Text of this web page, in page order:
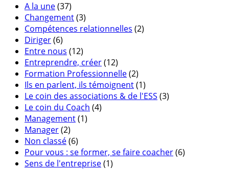
A la une(37)
Changement(3)
Compétences relationnelles (2)
Diriger(6)
Entre nous (12)
Entreprendre, créer(12)
Formation Professionnelle(2)
Ils en parlent, ils témoignent(1)
Le coin des associations & de l'ESS (3)
Le coin du Coach (4)
Management(1)
Manager(2)
Non classé(6)
Pour vous : se former, se faire coacher(6)
Sens de l'entreprise(1)